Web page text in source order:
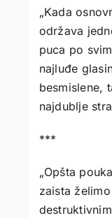
„Kada
održava
puca po
najluđe
besmislene,
najdublje
***
„Opšta
zaista